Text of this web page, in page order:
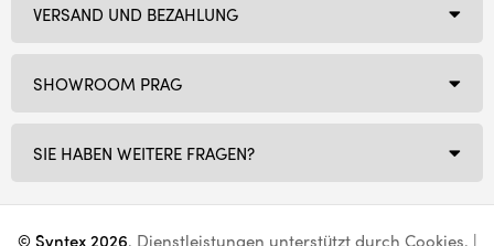
SHOWROOM PRAG
SIE HABEN WEITERE FRAGEN?
VERSAND UND BEZAHLUNG
© Syntex 2026. Dienstleistungen unterstützt durch Cookies. |